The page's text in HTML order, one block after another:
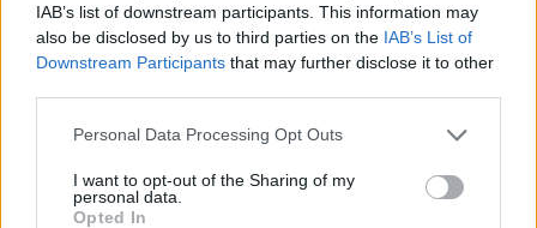
IAB’s list of downstream participants. This information may
also be disclosed by us to third parties on the IAB’s List of
Downstream Participants that may further disclose it to other
Personal Data Processing Opt Outs
I want to opt-out of the Sharing of my
personal data.
Opted In
iráni rakétacsapások miatt Izrael az iráni
olajlétesítmények elleni csapást egyeztet az
Egyesült Államokkal. Az is lényeges lehetett még,
amerikai munkaerőpiaci jelentés előtt
óvatossabbak voltak a befektetők az új pozíciók
felvételével.